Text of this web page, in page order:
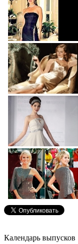
Календарь выпусков